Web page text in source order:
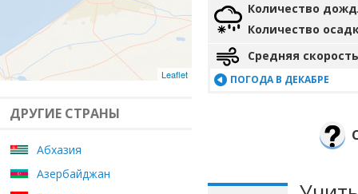
Leaflet
ДРУГИЕ СТРАНЫ
Абхазия
Азербайджан
Количество
Количество
Средняя
ПОГОДА В ДЕКАБРЕ